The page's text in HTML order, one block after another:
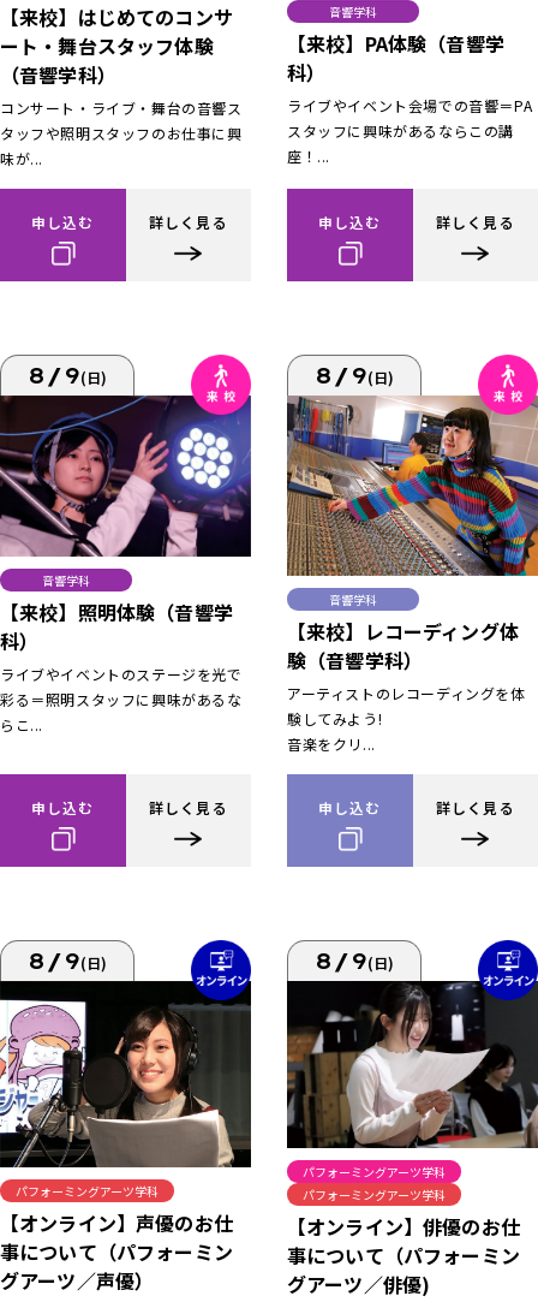
【来校】はじめてのコンサ
ート・舞台スタッフ体験
（音響学科）
コンサート・ライブ・舞台の音響ス
タッフや照明スタッフのお仕事に興
味が...
申し込む 詳しく見る
音響学科
【来校】PA体験（音響学
科）
ライブやイベント会場での音響＝PA
スタッフに興味があるならこの講
座！...
申し込む 詳しく見る
8/9(日)
音響学科
【来校】照明体験（音響学
科）
ライブやイベントのステージを光で
彩る＝照明スタッフに興味があるな
らこ...
申し込む 詳しく見る
8/9(日)
音響学科
【来校】レコーディング体
験（音響学科）
アーティストのレコーディングを体
験してみよう!
音楽をクリ...
申し込む 詳しく見る
8/9(日)
パフォーミングアーツ学科
【オンライン】声優のお仕
事について（パフォーミン
グアーツ／声優）
8/9(日)
パフォーミングアーツ学科
パフォーミングアーツ学科
【オンライン】俳優のお仕
事について（パフォーミン
グアーツ／俳優)